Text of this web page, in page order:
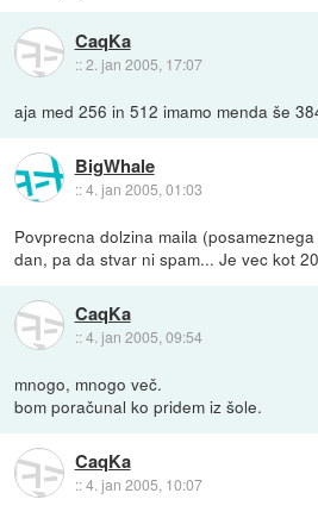
CaqKa
::2. jan 2005, 17:07
aja med 256 in 512 imamo menda še
BigWhale
::4. jan 2005, 01:03
Povprecna dolzina maila
dan, pa da stvar ni spam... Je vec kot
CaqKa
::4. jan 2005, 09:54
mnogo, mnogo več.
bom poračunal ko pridem iz šole.
CaqKa
::4. jan 2005, 10:07